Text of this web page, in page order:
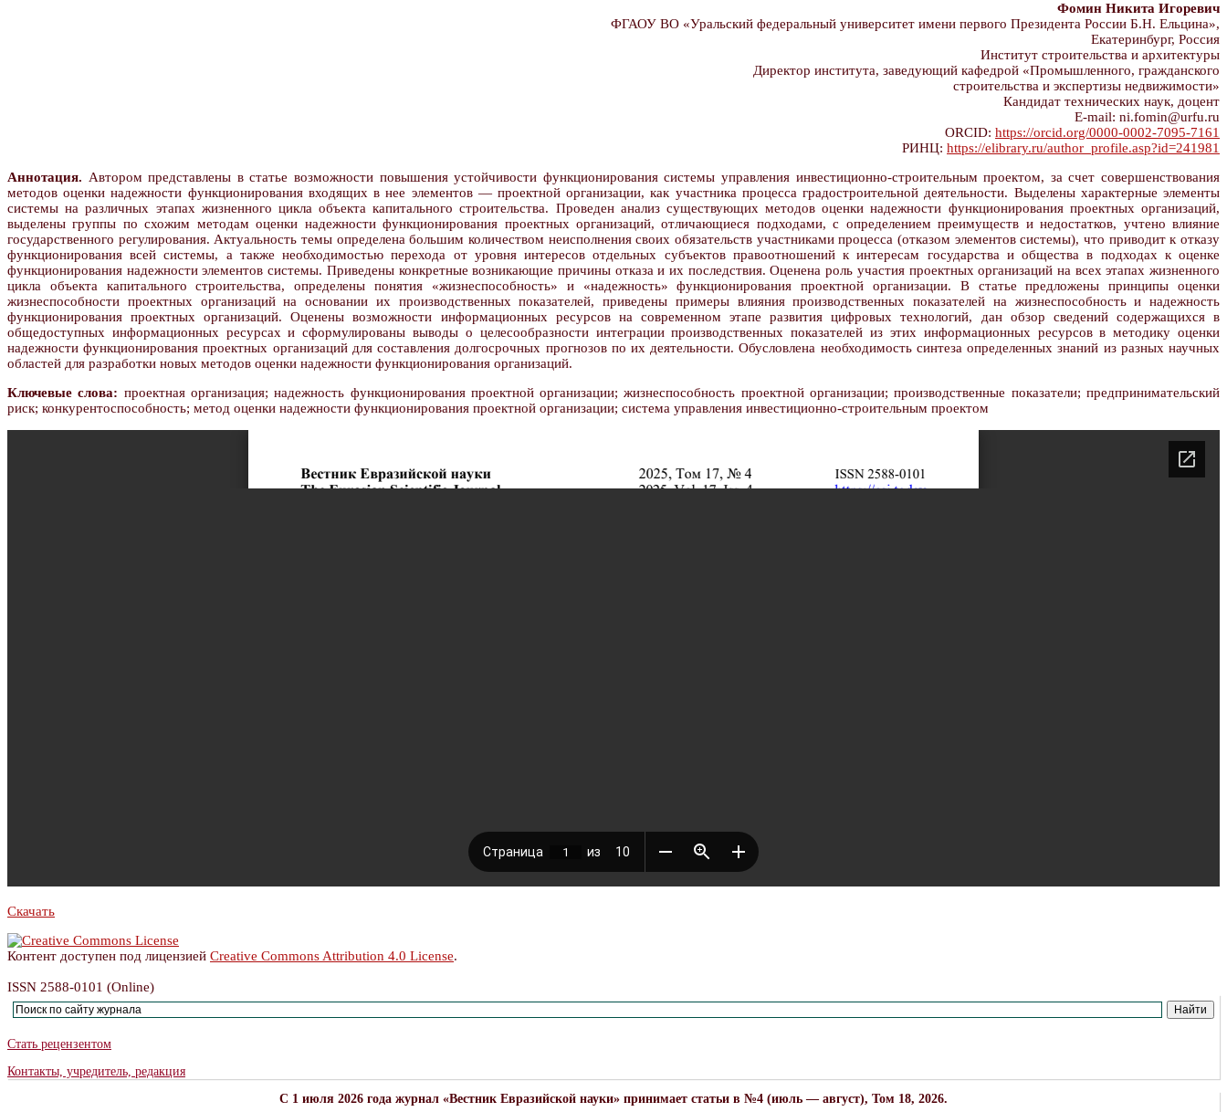
Фомин Никита Игоревич
ФГАОУ ВО «Уральский федеральный университет имени первого Президента России Б.Н. Ельцина»,
Екатеринбург, Россия
Институт строительства и архитектуры
Директор института, заведующий кафедрой «Промышленного, гражданского
строительства и экспертизы недвижимости»
Кандидат технических наук, доцент
E-mail: ni.fomin@urfu.ru
ORCID: https://orcid.org/0000-0002-7095-7161
РИНЦ: https://elibrary.ru/author_profile.asp?id=241981
Аннотация. Автором представлены в статье возможности повышения устойчивости функционирования системы управления инвестиционно-строительным проектом, за счет совершенствования
методов оценки надежности функционирования входящих в нее элементов — проектной организации, как участника процесса градостроительной деятельности. Выделены характерные элементы
системы на различных этапах жизненного цикла объекта капитального строительства. Проведен анализ существующих методов оценки надежности функционирования проектных организаций,
выделены группы по схожим методам оценки надежности функционирования проектных организаций, отличающиеся подходами, с определением преимуществ и недостатков, учтено влияние
государственного регулирования. Актуальность темы определена большим количеством неисполнения своих обязательств участниками процесса (отказом элементов системы), что приводит к отказу
функционирования всей системы, а также необходимостью перехода от уровня интересов отдельных субъектов правоотношений к интересам государства и общества в подходах к оценке
функционирования надежности элементов системы. Приведены конкретные возникающие причины отказа и их последствия. Оценена роль участия проектных организаций на всех этапах жизненного
цикла объекта капитального строительства, определены понятия «жизнеспособность» и «надежность» функционирования проектной организации. В статье предложены принципы оценки
жизнеспособности проектных организаций на основании их производственных показателей, приведены примеры влияния производственных показателей на жизнеспособность и надежность
функционирования проектных организаций. Оценены возможности информационных ресурсов на современном этапе развития цифровых технологий, дан обзор сведений содержащихся в
общедоступных информационных ресурсах и сформулированы выводы о целесообразности интеграции производственных показателей из этих информационных ресурсов в методику оценки
надежности функционирования проектных организаций для составления долгосрочных прогнозов по их деятельности. Обусловлена необходимость синтеза определенных знаний из разных научных
областей для разработки новых методов оценки надежности функционирования организаций.
Ключевые слова: проектная организация; надежность функционирования проектной организации; жизнеспособность проектной организации; производственные показатели; предпринимательский
риск; конкурентоспособность; метод оценки надежности функционирования проектной организации; система управления инвестиционно-строительным проектом
Скачать
Контент доступен под лицензией Creative Commons Attribution 4.0 License.
ISSN 2588-0101 (Online)
Стать рецензентом
Контакты, учредитель, редакция
C 1 июля 2026 года журнал «Вестник Евразийской науки» принимает статьи в №4 (июль — август), Том 18, 2026.